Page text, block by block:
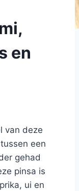
en
van deze
een
gehad
pinsa is
ui en